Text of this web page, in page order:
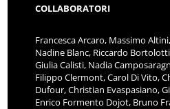
COLLABORATORI
Francesca Arcaro, Massimo
Nadine Blanc, Riccardo
Giulia Calisti, Nadia
Filippo Clermont, Carol Di Vito,
Dufour, Christian Evaspasiano,
Enrico Formento Dojot, Bruno